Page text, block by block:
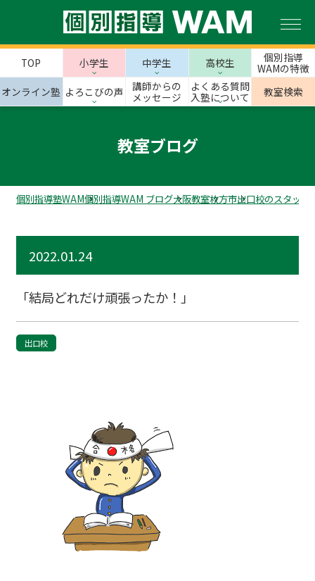
TOP 小学生 中学生 高校生
個別指導
WAMの特徴
オンライン塾 よろこびの声
講師からの
メッセージ
よくある質問
入塾について
教室検索
教室ブログ
個別指導塾WAM個別指導WAM ブログ大阪教室枚方市出口校のスタッフ
2022.01.24
「結局どれだけ頑張ったか！」
出口校